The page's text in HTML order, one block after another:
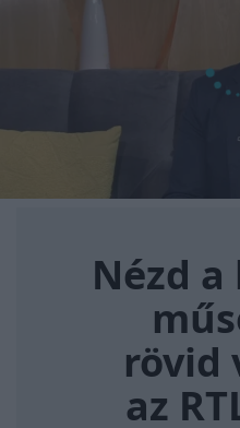
Nézd
rövid
az